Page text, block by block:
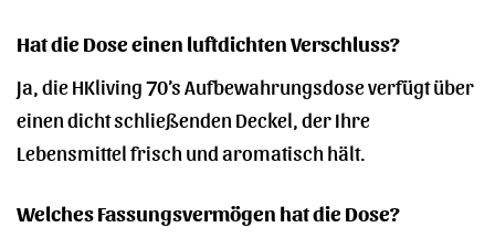
Hat die Dose einen luftdichten Verschluss?
Ja, die HKliving 70’s Aufbewahrungsdose verfügt über
einen dicht schließenden Deckel, der Ihre
Lebensmittel frisch und aromatisch hält.
Welches Fassungsvermögen hat die Dose?